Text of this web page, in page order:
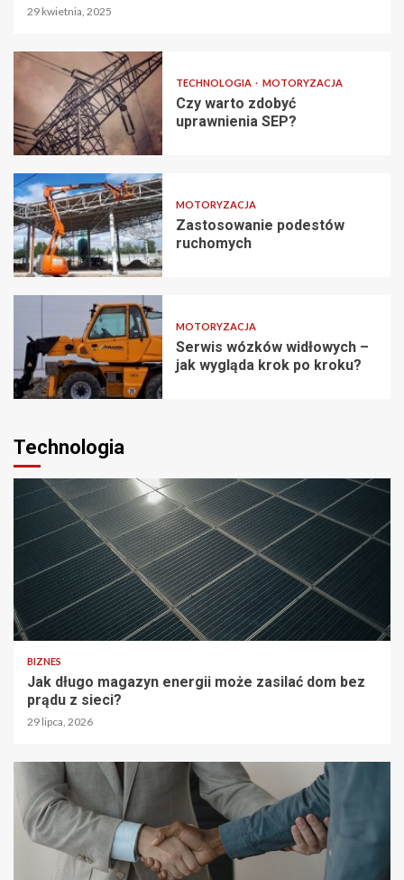
29 kwietnia, 2025
TECHNOLOGIA MOTORYZACJA
Czy warto zdobyć
uprawnienia SEP?
MOTORYZACJA
Zastosowanie podestów
ruchomych
MOTORYZACJA
Serwis wózków widłowych –
jak wygląda krok po kroku?
Technologia
BIZNES
Jak długo magazyn energii może zasilać dom bez
prądu z sieci?
29 lipca, 2026